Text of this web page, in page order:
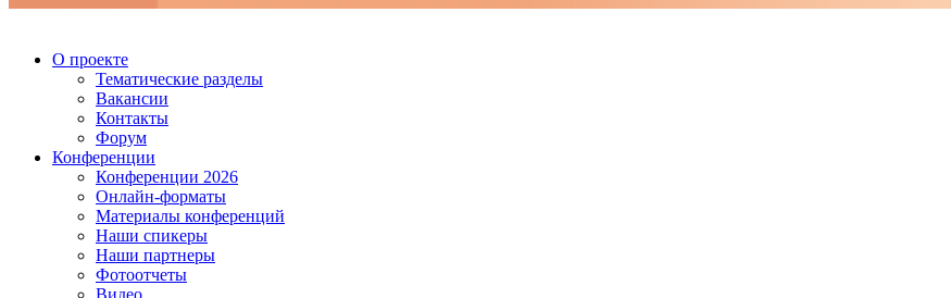
О проекте
Тематические разделы
Вакансии
Контакты
Форум
Конференции
Конференции 2026
Онлайн-форматы
Материалы конференций
Наши спикеры
Наши партнеры
Фотоотчеты
Видео